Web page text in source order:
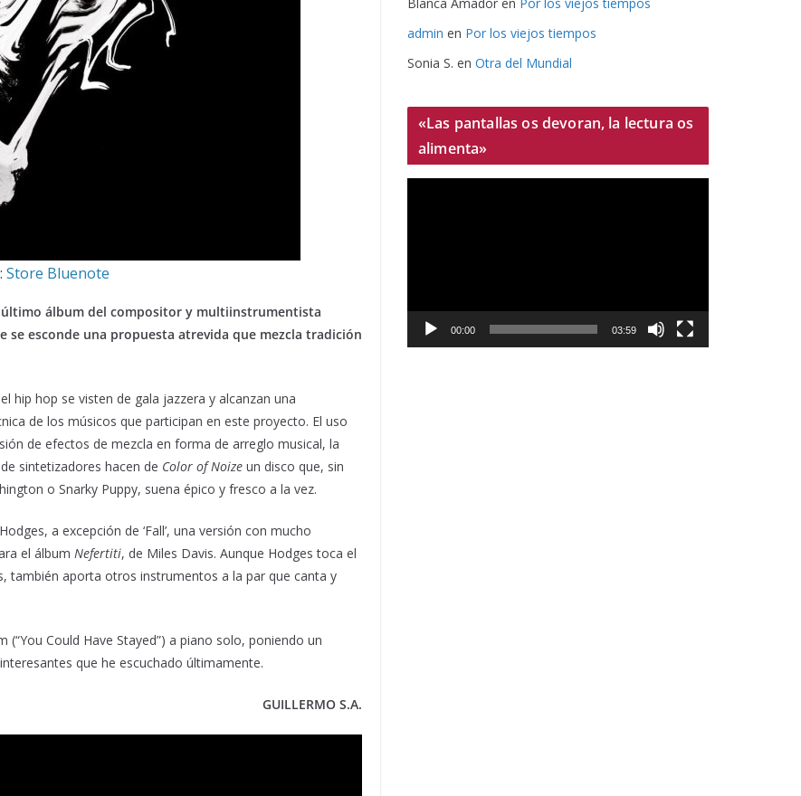
Store Bluenote
álbum del compositor y multiinstrumentista
se esconde una propuesta atrevida que mezcla tradición
hip hop se visten de gala jazzera y alcanzan una
de los músicos que participan en este proyecto. El uso
de efectos de mezcla en forma de arreglo musical, la
sintetizadores hacen de Color of Noize un disco que, sin
o Snarky Puppy, suena épico y fresco a la vez.
a excepción de ‘Fall’, una versión con mucho
el álbum Nefertiti, de Miles Davis. Aunque Hodges toca el
también aporta otros instrumentos a la par que canta y
Could Have Stayed”) a piano solo, poniendo un
que he escuchado últimamente.
GUILLERMO S.A.
admin en Por los viejos tiempos
Sonia S. en Otra del Mundial
«Las pantallas os devoran, la lectura os
alimenta»
c
00:00 03:59